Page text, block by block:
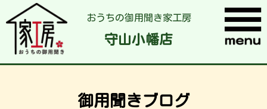
おうちの御用聞き家工房
守山小幡店
御用聞きブログ